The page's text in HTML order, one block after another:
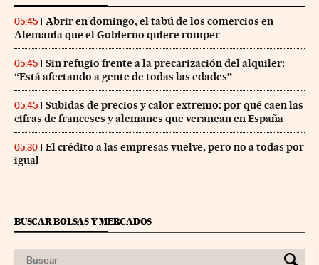
05:45
Abrir en domingo, el tabú de los comercios en
Alemania que el Gobierno quiere romper
05:45
Sin refugio frente a la precarización del alquiler:
“Está afectando a gente de todas las edades”
05:45
Subidas de precios y calor extremo: por qué caen las
cifras de franceses y alemanes que veranean en España
05:30
El crédito a las empresas vuelve, pero no a todas por
igual
BUSCAR BOLSAS Y MERCADOS